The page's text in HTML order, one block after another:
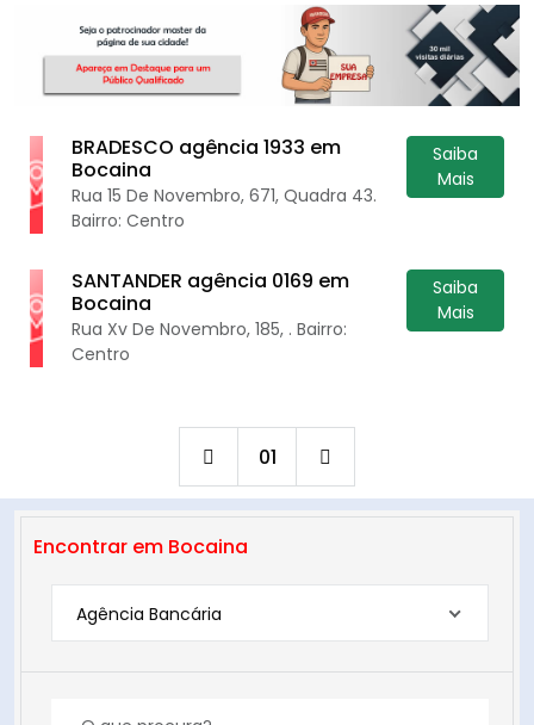
BRADESCO agência 1933 em
Bocaina
Rua 15 De Novembro, 671, Quadra 43.
Bairro: Centro
Saiba
Mais
SANTANDER agência 0169 em
Bocaina
Rua Xv De Novembro, 185, . Bairro:
Centro
Saiba
Mais
01
Encontrar em Bocaina
Agência Bancária